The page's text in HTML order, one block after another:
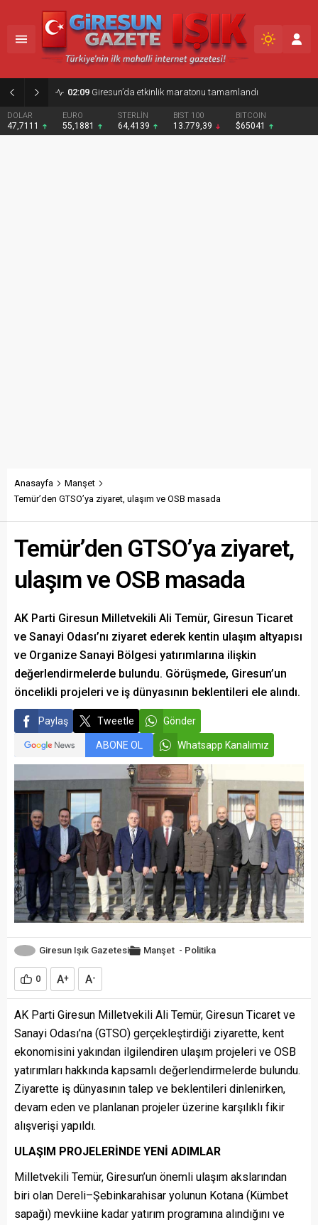
02:09 Giresun’da etkinlik maratonu tamamlandı
DOLAR
47,7111
EURO
55,1881
STERLİN
64,4139
BIST 100
13.779,39
BITCOIN
$65041
Anasayfa
Manşet
Temür’den GTSO’ya ziyaret, ulaşım ve OSB masada
Temür’den GTSO’ya ziyaret,
ulaşım ve OSB masada
AK Parti Giresun Milletvekili Ali Temür, Giresun Ticaret
ve Sanayi Odası’nı ziyaret ederek kentin ulaşım altyapısı
ve Organize Sanayi Bölgesi yatırımlarına ilişkin
değerlendirmelerde bulundu. Görüşmede, Giresun’un
öncelikli projeleri ve iş dünyasının beklentileri ele alındı.
Paylaş Tweetle Gönder
ABONE OL Whatsapp Kanalımız
Giresun Işık Gazetesi Manşet - Politika
0 A+ A-
AK Parti Giresun Milletvekili Ali Temür, Giresun Ticaret ve
Sanayi Odası’na (GTSO) gerçekleştirdiği ziyarette, kent
ekonomisini yakından ilgilendiren ulaşım projeleri ve OSB
yatırımları hakkında kapsamlı değerlendirmelerde bulundu.
Ziyarette iş dünyasının talep ve beklentileri dinlenirken,
devam eden ve planlanan projeler üzerine karşılıklı fikir
alışverişi yapıldı.
ULAŞIM PROJELERİNDE YENİ ADIMLAR
Milletvekili Temür, Giresun’un önemli ulaşım akslarından
biri olan Dereli–Şebinkarahisar yolunun Kotana (Kümbet
sapağı) mevkiine kadar yatırım programına alındığını ve